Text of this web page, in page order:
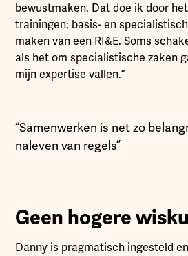
bewustmaken. Dat doe ik door
trainingen: basis- en
maken van een RI&E. Soms
als het om specialistische zaken
mijn expertise vallen.”
“Samenwerken is net zo
naleven van regels”
Geen hogere
Danny is pragmatisch ingesteld